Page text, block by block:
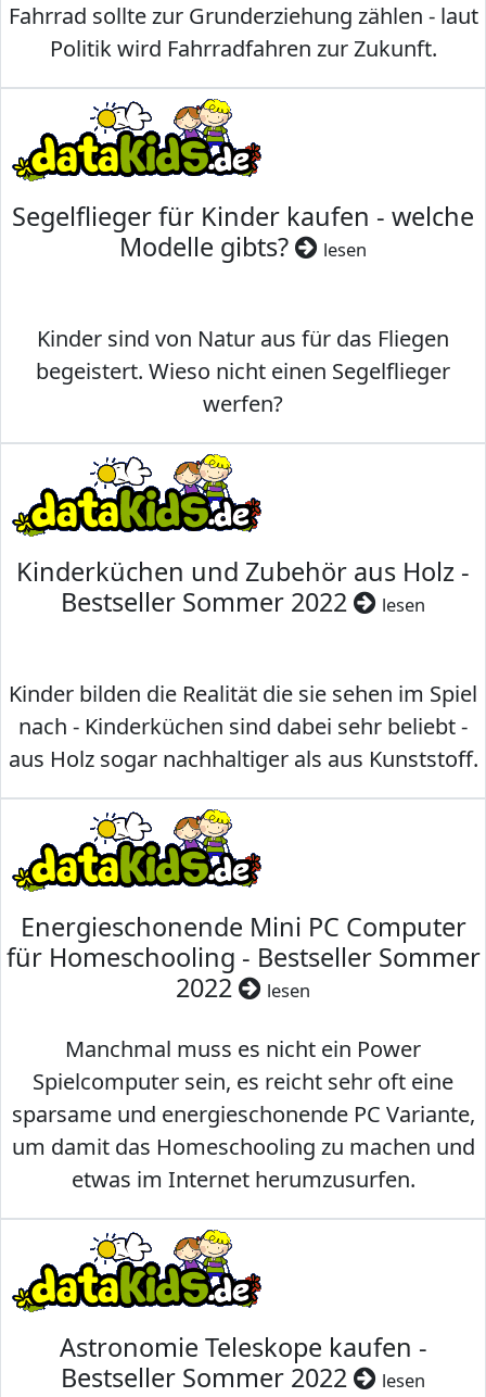
Fahrrad sollte zur Grunderziehung zählen - laut
Politik wird Fahrradfahren zur Zukunft.
Segelflieger für Kinder kaufen - welche
Modelle gibts?
lesen
Kinder sind von Natur aus für das Fliegen
begeistert. Wieso nicht einen Segelflieger
werfen?
Kinderküchen und Zubehör aus Holz -
Bestseller Sommer 2022
lesen
Kinder bilden die Realität die sie sehen im Spiel
nach - Kinderküchen sind dabei sehr beliebt -
aus Holz sogar nachhaltiger als aus Kunststoff.
Energieschonende Mini PC Computer
für Homeschooling - Bestseller Sommer
2022
lesen
Manchmal muss es nicht ein Power
Spielcomputer sein, es reicht sehr oft eine
sparsame und energieschonende PC Variante,
um damit das Homeschooling zu machen und
etwas im Internet herumzusurfen.
Astronomie Teleskope kaufen -
Bestseller Sommer 2022
lesen